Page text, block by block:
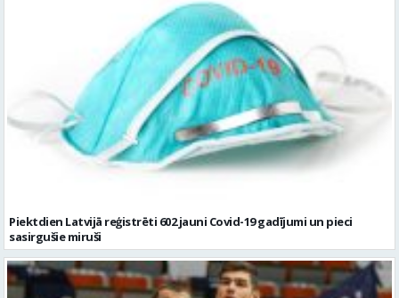
Piektdien Latvijā reģistrēti 602 jauni Covid-19 gadījumi un pieci
sasirgušie miruši